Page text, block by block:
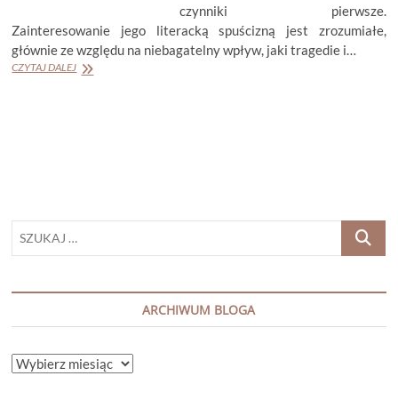
czynniki pierwsze.
Zainteresowanie jego literacką spuścizną jest zrozumiałe,
głównie ze względu na niebagatelny wpływ, jaki tragedie i…
CZYTAJ DALEJMAGGIE
SZUKAJ
ARCHIWUM BLOGA
ARCHIWUM